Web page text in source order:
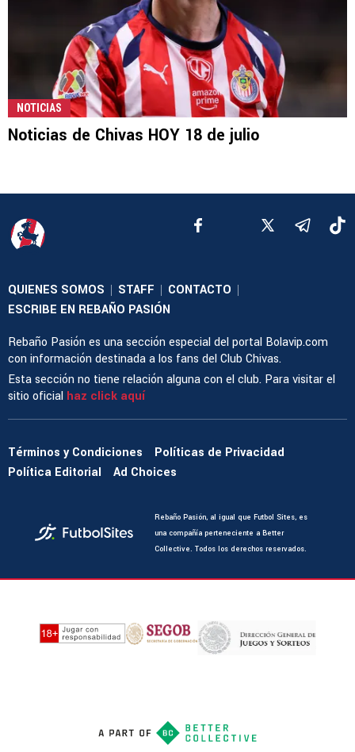
NOTICIAS
Noticias de Chivas HOY 18 de julio
QUIENES SOMOS | STAFF | CONTACTO |
ESCRIBE EN REBAÑO PASIÓN
Rebaño Pasión es una sección especial del portal Bolavip.com
con información destinada a los fans del Club Chivas.
Esta sección no tiene relación alguna con el club. Para visitar el
sitio oficial haz click aquí
Términos y Condiciones
Políticas de Privacidad
Política Editorial
Ad Choices
Rebaño Pasión, al igual que Futbol Sites, es
una compañía perteneciente a Better
Collective. Todos los derechos reservados.